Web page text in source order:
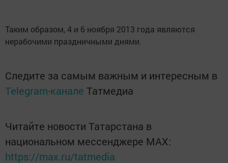
Таким образом, 4 и 6 ноября 2013 года являются
нерабочими праздничными днями.
Следите за самым важным и интересным в
Telegram-канале Татмедиа
Читайте новости Татарстана в
национальном мессенджере MАХ:
https://max.ru/tatmedia